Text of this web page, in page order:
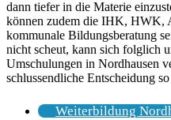
dann tiefer in die Materie
können zudem die IHK, HWK,
kommunale Bildungsberatung
nicht scheut, kann sich folglich
Umschulungen in Nordhausen
schlussendliche Entscheidung
Weiterbildung